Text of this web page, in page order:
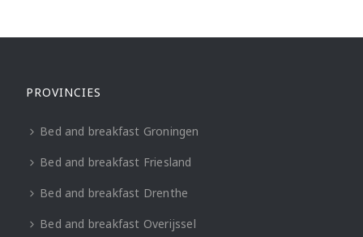
PROVINCIES
Bed and breakfast Groningen
Bed and breakfast Friesland
Bed and breakfast Drenthe
Bed and breakfast Overijssel